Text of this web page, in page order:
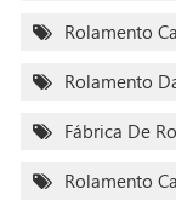
Rolamento
Rolamento
Fábrica De
Rolamento